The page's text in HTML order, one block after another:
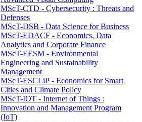
MScT-CTD - Cybersecurity : Threats and
Defenses
MScT-DSB - Data Science for Business
MScT-EDACF - Economics, Data
Analytics and Corporate Finance
MScT-EESM - Environmental
Engineering and Sustainability
Management
MScT-ESCLiP - Economics for Smart
Cities and Climate Policy
MScT-IOT - Internet of Things :
Innovation and Management Program
(IoT)